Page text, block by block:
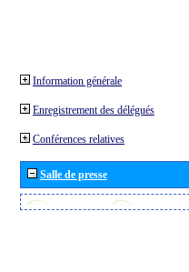
Information générale
Enregistrement des délégués
Conférences relatives
Salle de presse